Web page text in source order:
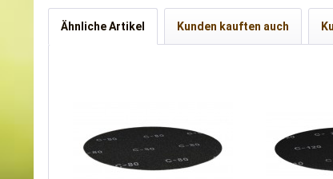
Ähnliche Artikel Kunden kauften auch